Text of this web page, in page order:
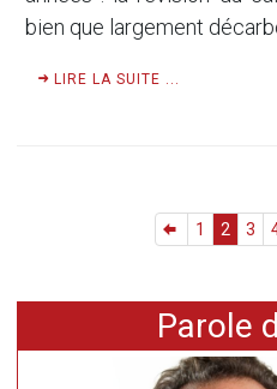
bien que largement
LIRE LA SUITE ...
1 2 3
Parole